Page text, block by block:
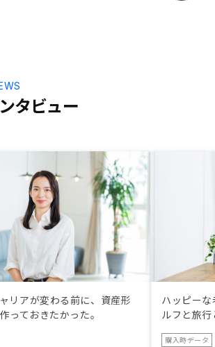
タビュー
リアが変わる前に、資産形
っておきたかった。
ハッピー
ルフと旅
購入時データ